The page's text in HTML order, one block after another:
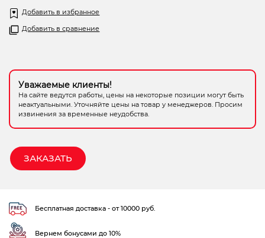
Добавить в избранное
Добавить в сравнение
Уважаемые клиенты!
На сайте ведутся работы, цены на некоторые позиции могут быть
неактуальными. Уточняйте цены на товар у менеджеров. Просим
извинения за временные неудобства.
ЗАКАЗАТЬ
Бесплатная доставка - от 10000 руб.
Вернем бонусами до 10%